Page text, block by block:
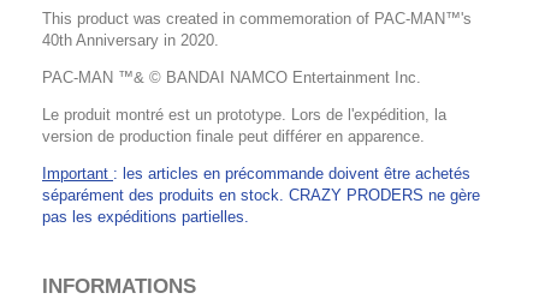
This product was created in commemoration of PAC-MAN™'s
40th Anniversary in 2020.
PAC-MAN ™& © BANDAI NAMCO Entertainment Inc.
Le produit montré est un prototype. Lors de l'expédition, la
version de production finale peut différer en apparence.
Important : les articles en précommande doivent être achetés
séparément des produits en stock. CRAZY PRODERS ne gère
pas les expéditions partielles.
INFORMATIONS